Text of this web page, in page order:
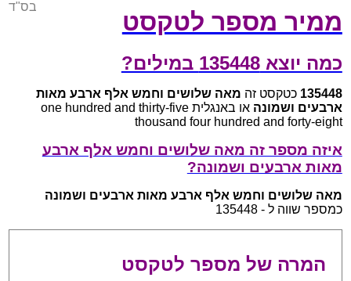
ממיר מספר לטקסט
בס"ד
כמה יוצא 135448 במילים?
135448 כטקסט זה מאה שלושים וחמש אלף ארבע מאות
ארבעים ושמונה
או באנגלית one hundred and thirty-five
thousand four hundred and forty-eight
איזה מספר זה מאה שלושים וחמש אלף ארבע
מאות ארבעים ושמונה?
מאה שלושים וחמש אלף ארבע מאות ארבעים ושמונה
כמספר שווה ל - 135448
המרה של מספר לטקסט